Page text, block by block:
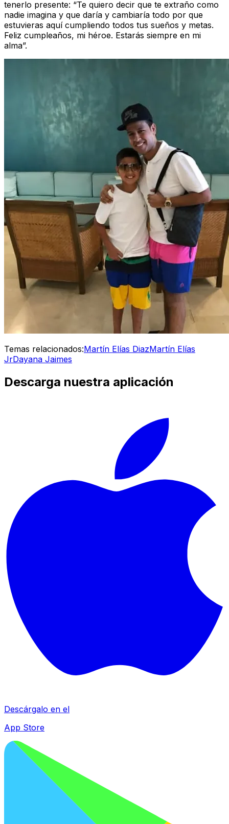
tenerlo presente: “Te quiero decir que te extraño como
nadie imagina y que daría y cambiaría todo por que
estuvieras aquí cumpliendo todos tus sueños y metas.
Feliz cumpleaños, mi héroe. Estarás siempre en mi
alma”.
Temas relacionados:Martín Elías DiazMartín Elías
JrDayana Jaimes
Descarga nuestra aplicación
Descárgalo en el
App Store